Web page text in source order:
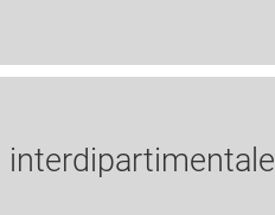
interdipartimentale